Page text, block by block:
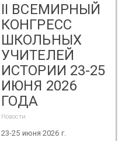
II ВСЕМИРНЫЙ
КОНГРЕСС
ШКОЛЬНЫХ
УЧИТЕЛЕЙ
ИСТОРИИ 23-25
ИЮНЯ 2026
ГОДА
Новости
23-25 июня 2026 г.